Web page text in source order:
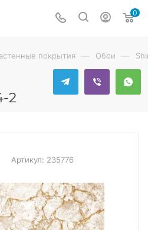
0
покрытия — Обои —
2
Артикул: 235776